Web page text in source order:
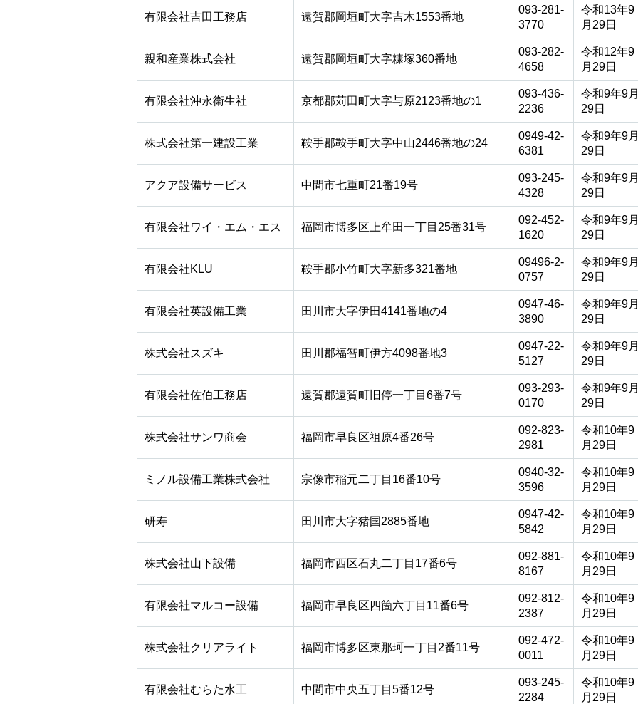
有限会社吉田工務店 遠賀郡岡垣町大字吉木1553番地
093-281-
3770
令和13年9
月29日
親和産業株式会社 遠賀郡岡垣町大字糠塚360番地
093-282-
4658
令和12年9
月29日
有限会社沖永衛生社 京都郡苅田町大字与原2123番地の1
093-436-
2236
令和9年9月
29日
株式会社第一建設工業 鞍手郡鞍手町大字中山2446番地の24
0949-42-
6381
令和9年9月
29日
アクア設備サービス 中間市七重町21番19号
093-245-
4328
令和9年9月
29日
有限会社ワイ・エム・エス 福岡市博多区上牟田一丁目25番31号
092-452-
1620
令和9年9月
29日
有限会社KLU 鞍手郡小竹町大字新多321番地
09496-2-
0757
令和9年9月
29日
有限会社英設備工業 田川市大字伊田4141番地の4
0947-46-
3890
令和9年9月
29日
株式会社スズキ 田川郡福智町伊方4098番地3
0947-22-
5127
令和9年9月
29日
有限会社佐伯工務店 遠賀郡遠賀町旧停一丁目6番7号
093-293-
0170
令和9年9月
29日
株式会社サンワ商会 福岡市早良区祖原4番26号
092-823-
2981
令和10年9
月29日
ミノル設備工業株式会社 宗像市稲元二丁目16番10号
0940-32-
3596
令和10年9
月29日
研寿 田川市大字猪国2885番地
0947-42-
5842
令和10年9
月29日
株式会社山下設備 福岡市西区石丸二丁目17番6号
092-881-
8167
令和10年9
月29日
有限会社マルコー設備 福岡市早良区四箇六丁目11番6号
092-812-
2387
令和10年9
月29日
株式会社クリアライト 福岡市博多区東那珂一丁目2番11号
092-472-
0011
令和10年9
月29日
有限会社むらた水工 中間市中央五丁目5番12号
093-245-
2284
令和10年9
月29日